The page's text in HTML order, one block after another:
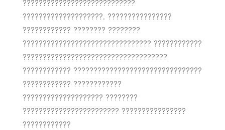
????????????????????????????
????????????????????. ????????????????
???????????? ???????? ????????
???????????????????????????????? ????????????
????????????????????????????????????
???????????? ????????????????????????????????
???????????? ????????????
???????????????????? ????????
???????????????????????? ????????????????
????????????